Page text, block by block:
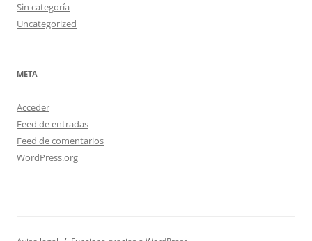
Sin categoría
Uncategorized
META
Acceder
Feed de entradas
Feed de comentarios
WordPress.org